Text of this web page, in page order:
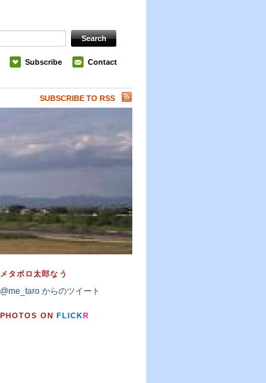
Subscribe Contact
SUBSCRIBE TO RSS
メタボロ太郎なう
@me_taro からのツイート
PHOTOS ON FLICK R